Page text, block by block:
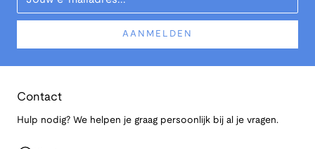
AANMELDEN
Contact
Hulp nodig? We helpen je graag persoonlijk bij al je vragen.